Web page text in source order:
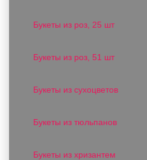
Букеты из роз, 25 шт
Букеты из роз, 51 шт
Букеты из сухоцветов
Букеты из тюльпанов
Букеты из хризантем